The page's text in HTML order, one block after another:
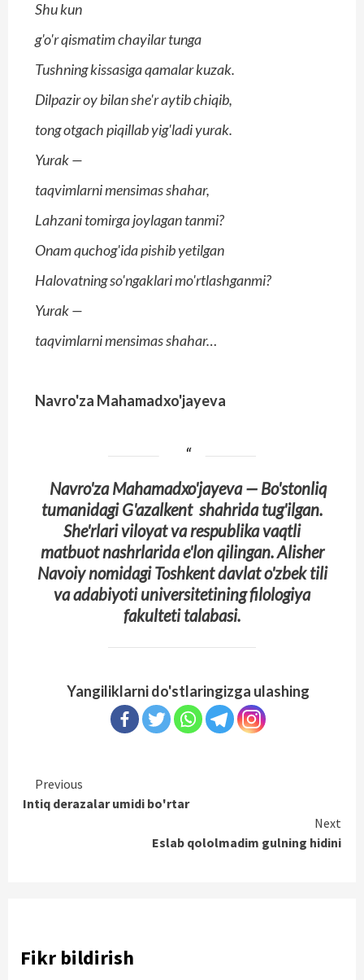
Shu kun
g'o'r qismatim chayilar tunga
Tushning kissasiga qamalar kuzak.
Dilpazir oy bilan she'r aytib chiqib,
tong otgach piqillab yig'ladi yurak.
Yurak —
taqvimlarni mensimas shahar,
Lahzani tomirga joylagan tanmi?
Onam quchog'ida pishib yetilgan
Halovatning so'ngaklari mo'rtlashganmi?
Yurak —
taqvimlarni mensimas shahar…
Navro'za Mahamadxo'jayeva
Navro'za Mahamadxo'jayeva — Bo'stonliq
tumanidagi G'azalkent shahrida tug'ilgan.
She'rlari viloyat va respublika vaqtli
matbuot nashrlarida e'lon qilingan. Alisher
Navoiy nomidagi Toshkent davlat o'zbek tili
va adabiyoti universitetining filologiya
fakulteti talabasi.
Yangiliklarni do'stlaringizga ulashing
Continue
Reading
Previous
Intiq derazalar umidi bo'rtar
Next
Eslab qololmadim gulning hidini
Fikr bildirish